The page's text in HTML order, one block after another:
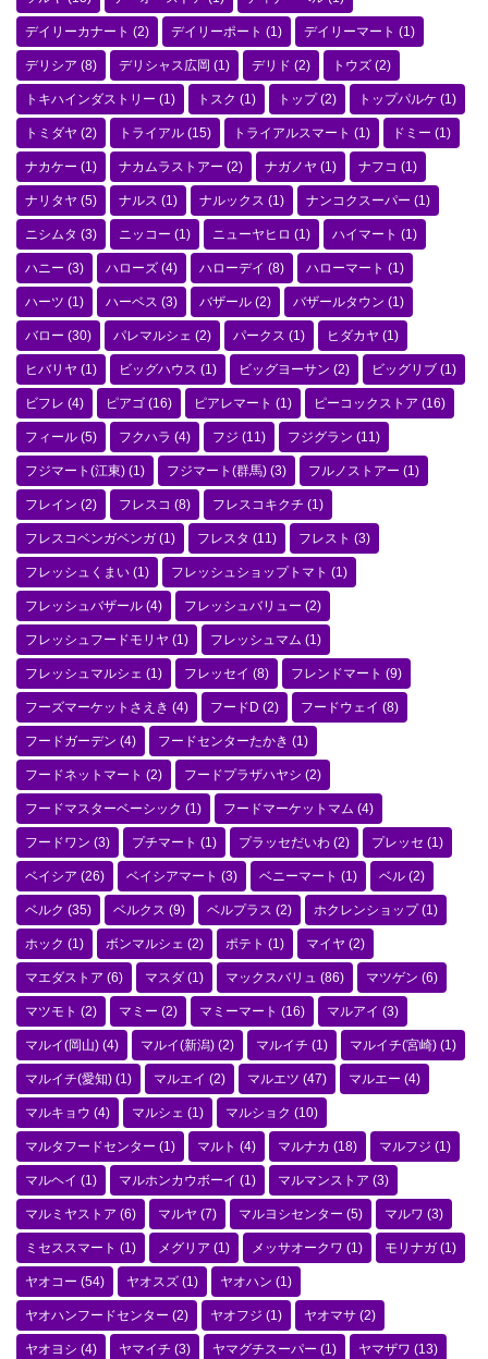
デイリーカナート (2) デイリーポート (1) デイリーマート (1)
デリシア (8) デリシャス広岡 (1) デリド (2) トウズ (2)
トキハインダストリー (1) トスク (1) トップ(2) トップパルケ (1)
トミダヤ (2) トライアル (15) トライアルスマート (1) ドミー (1)
ナカケー (1) ナカムラストアー (2) ナガノヤ (1) ナフコ (1)
ナリタヤ (5) ナルス (1) ナルックス (1) ナンコクスーパー (1)
ニシムタ (3) ニッコー (1) ニューヤヒロ (1) ハイマート (1)
ハニー (3) ハローズ (4) ハローデイ (8) ハローマート (1)
ハーツ (1) ハーベス (3) バザール (2) バザールタウン (1)
バロー (30) パレマルシェ (2) パークス (1) ヒダカヤ (1)
ヒバリヤ (1) ビッグハウス (1) ビッグヨーサン (2) ビッグリブ (1)
ビフレ (4) ピアゴ (16) ピアレマート (1) ピーコックストア (16)
フィール (5) フクハラ (4) フジ (11) フジグラン (11)
フジマート(江東) (1) フジマート(群馬) (3) フルノストアー (1)
フレイン (2) フレスコ (8) フレスコキクチ (1)
フレスコベンガベンガ (1) フレスタ (11) フレスト (3)
フレッシュくまい (1) フレッシュショップトマト (1)
フレッシュバザール (4) フレッシュバリュー (2)
フレッシュフードモリヤ (1) フレッシュマム (1)
フレッシュマルシェ (1) フレッセイ (8) フレンドマート (9)
フーズマーケットさえき (4) フードD (2) フードウェイ (8)
フードガーデン (4) フードセンターたかき (1)
フードネットマート (2) フードプラザハヤシ (2)
フードマスターベーシック (1) フードマーケットマム (4)
フードワン (3) プチマート (1) プラッセだいわ (2) プレッセ (1)
ベイシア (26) ベイシアマート (3) ベニーマート (1) ベル (2)
ベルク (35) ベルクス (9) ベルプラス (2) ホクレンショップ(1)
ホック (1) ボンマルシェ (2) ポテト (1) マイヤ (2)
マエダストア (6) マスダ (1) マックスバリュ (86) マツゲン (6)
マツモト (2) マミー (2) マミーマート (16) マルアイ (3)
マルイ(岡山) (4) マルイ(新潟) (2) マルイチ (1) マルイチ(宮崎) (1)
マルイチ(愛知) (1) マルエイ (2) マルエツ (47) マルエー (4)
マルキョウ (4) マルシェ (1) マルショク (10)
マルタフードセンター (1) マルト (4) マルナカ (18) マルフジ (1)
マルヘイ (1) マルホンカウボーイ (1) マルマンストア (3)
マルミヤストア (6) マルヤ (7) マルヨシセンター (5) マルワ (3)
ミセススマート (1) メグリア (1) メッサオークワ (1) モリナガ (1)
ヤオコー (54) ヤオスズ (1) ヤオハン (1)
ヤオハンフードセンター (2) ヤオフジ (1) ヤオマサ (2)
ヤオヨシ (4) ヤマイチ (3) ヤマグチスーパー (1) ヤマザワ (13)